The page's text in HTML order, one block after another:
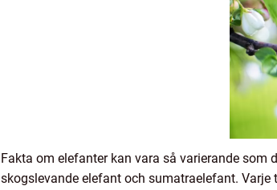
Fakta om elefanter kan vara så varierande
skogslevande elefant och sumatraelefant.